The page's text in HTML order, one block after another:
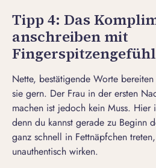
Tipp 4: Das
anschreiben mit
Fingerspitzengefühl
Nette, bestätigende Worte
sie gern. Der Frau in der ersten
machen ist jedoch kein Muss. Hier
denn du kannst gerade zu Beginn
ganz schnell in Fettnäpfchen
unauthentisch wirken.